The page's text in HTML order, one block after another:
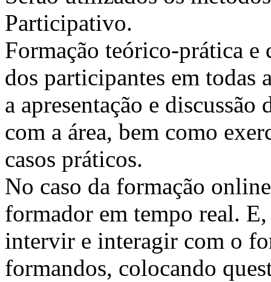
Participativo.
Formação teórico-prática e
dos participantes em todas
a apresentação e
com a área, bem como
casos práticos.
No caso da formação
formador em tempo real.
intervir e interagir com o
formandos, colocando